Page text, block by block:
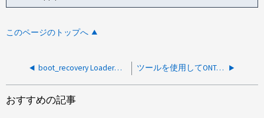
このページのトップへ
boot_recovery Loaderコマンドを使用してONTAPをインストールし、システムの初期セットアップを行う方法 ツールを使用してONTAPにデータを移行する方法
おすすめの記事